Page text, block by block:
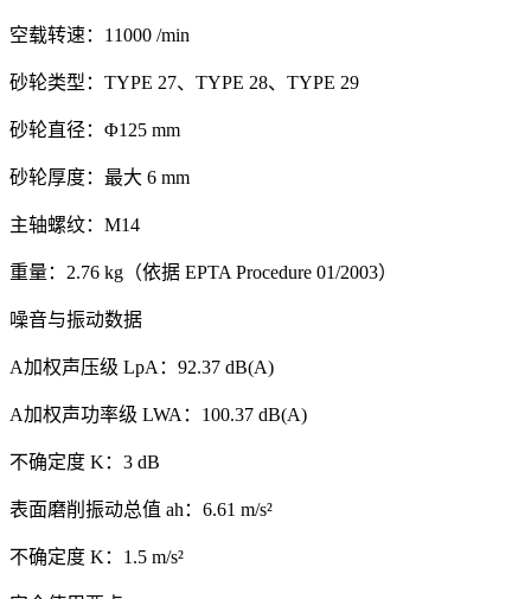
空载转速：11000 /min
砂轮类型：TYPE 27、TYPE 28、TYPE 29
砂轮直径：Φ125 mm
砂轮厚度：最大 6 mm
主轴螺纹：M14
重量：2.76 kg（依据 EPTA Procedure 01/2003）
噪音与振动数据
A加权声压级 LpA：92.37 dB(A)
A加权声功率级 LWA：100.37 dB(A)
不确定度 K：3 dB
表面磨削振动总值 ah：6.61 m/s²
不确定度 K：1.5 m/s²